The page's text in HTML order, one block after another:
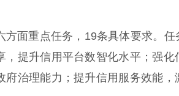
重点任务，19条具体要求。任
，提升信用平台数智化水平；强
府治理能力；提升信用服务效能